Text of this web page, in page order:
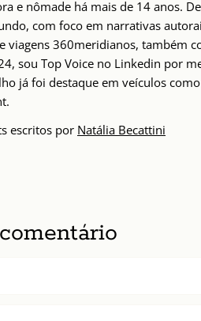
e nômade há mais de 14 anos.
com foco em narrativas
viagens 360meridianos, também
sou Top Voice no Linkedin por
já foi destaque em veículos
escritos por Natália Becattini